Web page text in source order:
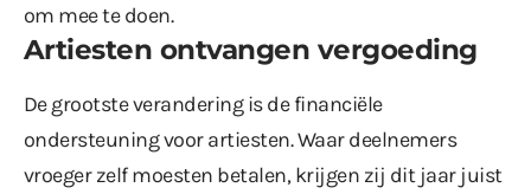
om mee te doen.
Artiesten ontvangen vergoeding
De grootste verandering is de financiële
ondersteuning voor artiesten. Waar deelnemers
vroeger zelf moesten betalen, krijgen zij dit jaar juist